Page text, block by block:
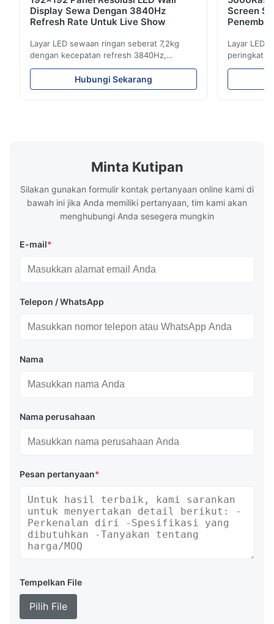
Display Sewa Dengan 3840Hz
Refresh Rate Untuk Live Show
Layar LED sewaan ringan seberat 7,2kg
dengan kecepatan refresh 3840Hz,
kecerahan 700cd/m², dan resolusi 192x192.
Ideal untuk acara langsung dengan
pemasangan mudah dan kompatibilitas
Hubungi Sekarang
Screen
Layar LED
peringkat
3840Hz.
pengaturan
Minta Kutipan
Silakan gunakan formulir kontak pertanyaan online kami di
bawah ini jika Anda memiliki pertanyaan, tim kami akan
menghubungi Anda sesegera mungkin
E-mail*
Telepon / WhatsApp
Nama
Nama perusahaan
Pesan pertanyaan*
Tempelkan File
Pilih File